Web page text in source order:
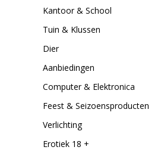
Kantoor & School
Tuin & Klussen
Dier
Aanbiedingen
Computer & Elektronica
Feest & Seizoensproducten
Verlichting
Erotiek 18 +